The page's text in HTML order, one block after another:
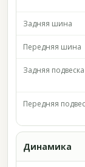
Задняя шина
Передняя шина
Задняя подвеска
Передняя
Динамика